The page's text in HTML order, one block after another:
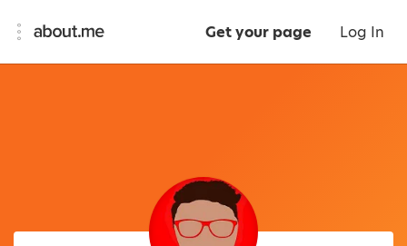
Get your page Log In